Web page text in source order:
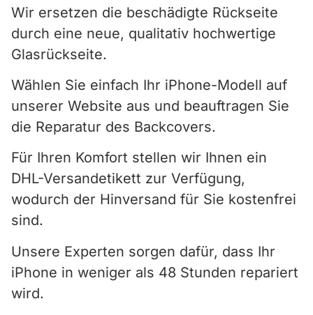
Wir ersetzen die beschädigte Rückseite
durch eine neue, qualitativ hochwertige
Glasrückseite.
Wählen Sie einfach Ihr iPhone-Modell auf
unserer Website aus und beauftragen Sie
die Reparatur des Backcovers.
Für Ihren Komfort stellen wir Ihnen ein
DHL-Versandetikett zur Verfügung,
wodurch der Hinversand für Sie kostenfrei
sind.
Unsere Experten sorgen dafür, dass Ihr
iPhone in weniger als 48 Stunden repariert
wird.